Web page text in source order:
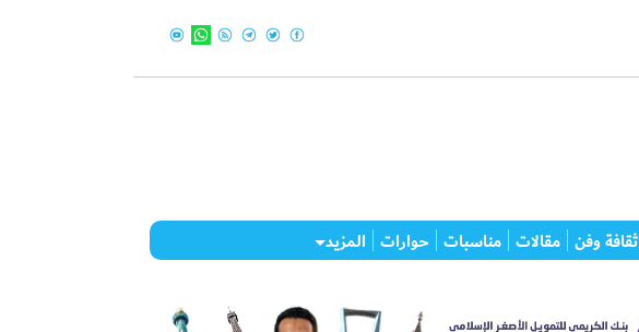
ثقافة وفن مقالات مناسبات حوارات المزيد